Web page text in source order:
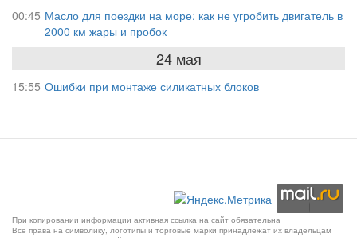
00:45 Масло для поездки на море: как не угробить двигатель в
2000 км жары и пробок
24 мая
15:55 Ошибки при монтаже силикатных блоков
При копировании информации активная ссылка на сайт обязательна
Все права на символику, логотипы и торговые марки принадлежат их владельцам